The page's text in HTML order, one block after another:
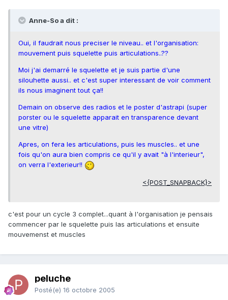
Anne-So a dit :
Oui, il faudrait nous preciser le niveau.. et l'organisation:
mouvement puis squelette puis articulations..??
Moi j'ai demarré le squelette et je suis partie d'une
silouhette aussi.. et c'est super interessant de voir comment
ils nous imaginent tout ça!!
Demain on observe des radios et le poster d'astrapi (super
porster ou le squelette apparait en transparence devant
une vitre)
Apres, on fera les articulations, puis les muscles.. et une
fois qu'on aura bien compris ce qu'il y avait "à l'interieur",
on verra l'exterieur!!
<{POST_SNAPBACK}>
c'est pour un cycle 3 complet...quant à l'organisation je pensais
commencer par le squelette puis las articulations et ensuite
mouvemenst et muscles
peluche
Posté(e) 16 octobre 2005